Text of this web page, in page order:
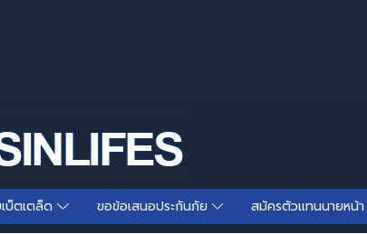
บ็ตเตล็ด ขอข้อเสนอประกันภัย สมัครตัวแทนนายหน้า